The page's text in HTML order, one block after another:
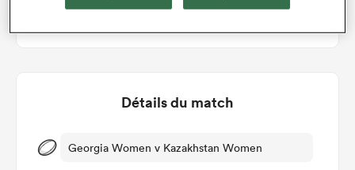
Détails du match
Georgia Women v Kazakhstan Women